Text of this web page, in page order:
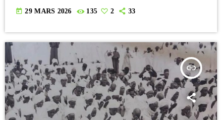
today 29 MARS 2026 135 2 33
insert_link